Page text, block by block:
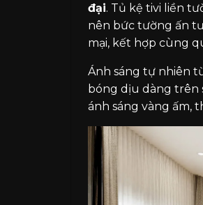
đại. Tủ kệ tivi liền
nên bức tường ấn
mại, kết hợp cùng
Ánh sáng tự nhiên
bóng dịu dàng trên
ánh sáng vàng ấm,